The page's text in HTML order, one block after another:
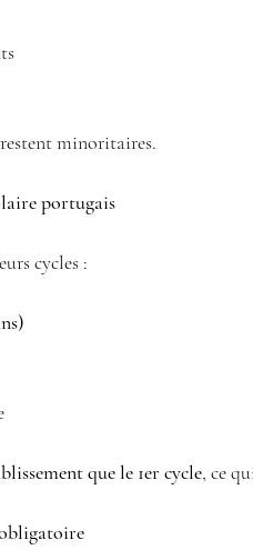
minoritaires.
portugais
cycles :
que le 1er cycle, ce